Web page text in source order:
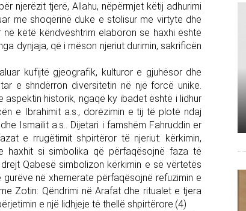
njerëzit tjerë, Allahu, nëpërmjet këtij adhurimi
me shoqërinë duke e stolisur me virtyte dhe
këtë këndvështrim elaboron se haxhi është
dynjaja, që i mëson njeriut durimin, sakrificën
kufijtë gjeografik, kulturor e gjuhësor dhe
e shndërron diversitetin në një forcë unike.
aspektin historik, ngaqë ky ibadet është i lidhur
e Ibrahimit a.s., dorëzimin e tij të plotë ndaj
Ismailit a.s.. Dijetari i famshëm Fahruddin er
e rrugëtimit shpirtëror të njeriut: kërkimin,
haxhit si simbolika që përfaqësojnë faza të
Qabesë simbolizon kërkimin e së vërtetës
në xhemerate përfaqësojnë refuzimin e
Zotin: Qëndrimi në Arafat dhe ritualet e tjera
e një lidhjeje të thellë shpirtërore.(4)